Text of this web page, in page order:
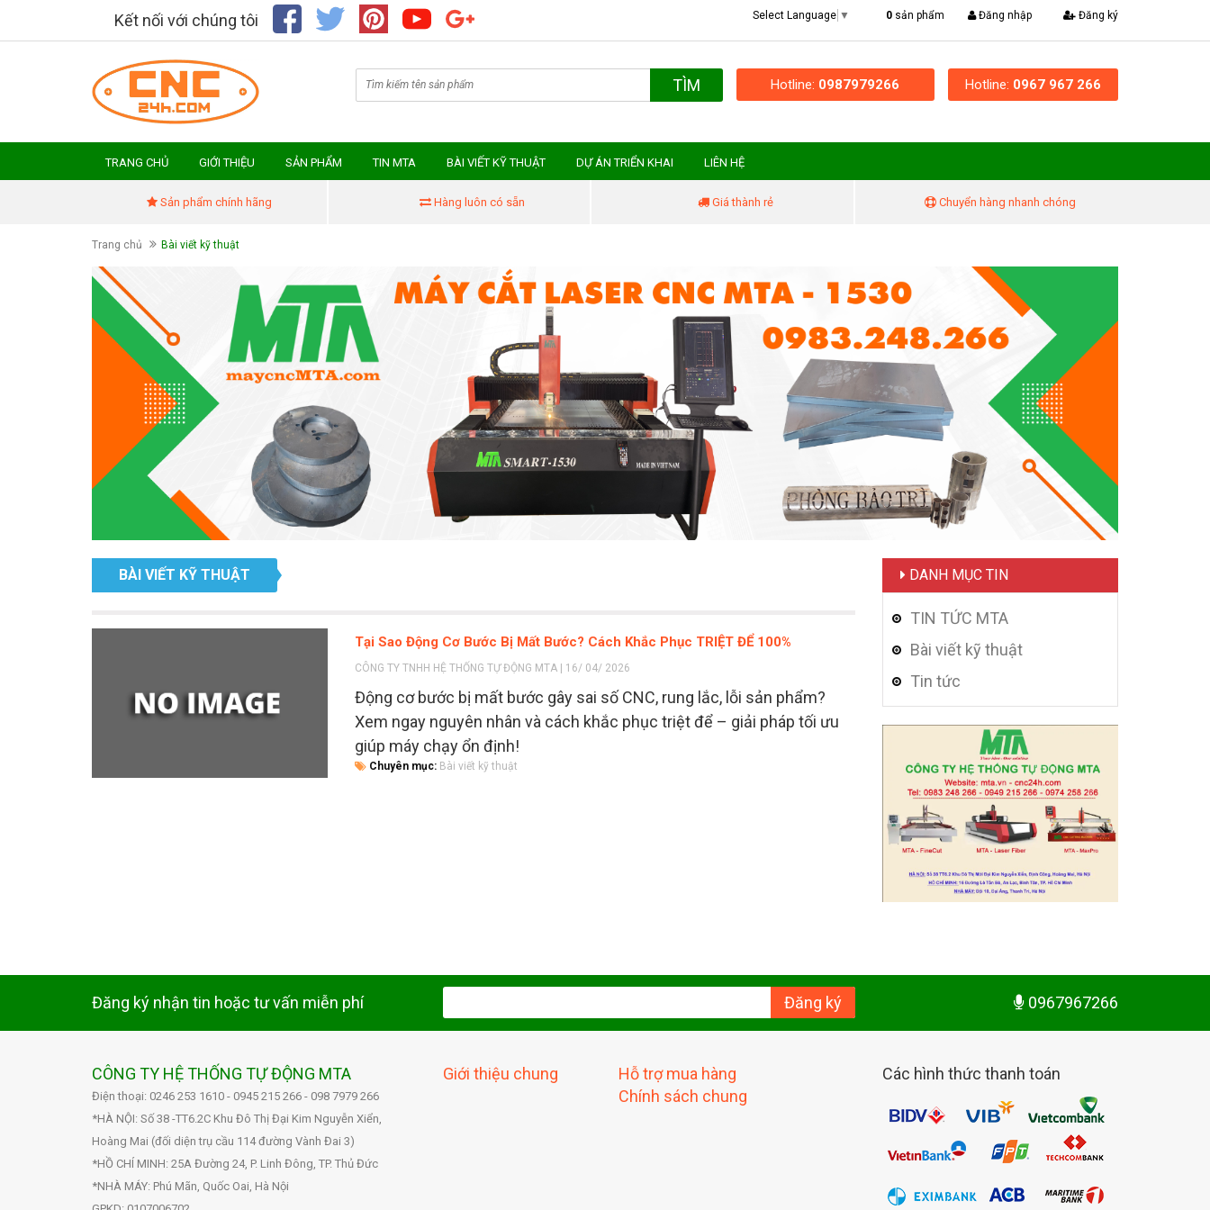
Kết nối với chúng tôi Select Language ▼ 0 sản phẩm Đăng nhập Đăng ký
TÌM Hotline: 0987979266 Hotline: 0967 967 266
TRANG CHỦ GIỚI THIỆU SẢN PHẨM TIN MTA BÀI VIẾT KỸ THUẬT DỰ ÁN TRIỂN KHAI LIÊN HỆ
Sản phẩm chính hãng Hàng luôn có sẵn Giá thành rẻ Chuyển hàng nhanh chóng
Trang chủ Bài viết kỹ thuật
BÀI VIẾT KỸ THUẬT
Tại Sao Động Cơ Bước Bị Mất Bước? Cách Khắc Phục TRIỆT ĐỂ 100%
CÔNG TY TNHH HỆ THỐNG TỰ ĐỘNG MTA | 16/ 04/ 2026
Động cơ bước bị mất bước gây sai số CNC, rung lắc, lỗi sản phẩm?
Xem ngay nguyên nhân và cách khắc phục triệt để – giải pháp tối ưu
giúp máy chạy ổn định!
Chuyên mục: Bài viết kỹ thuật
DANH MỤC TIN
TIN TỨC MTA
Bài viết kỹ thuật
Tin tức
Đăng ký nhận tin hoặc tư vấn miễn phí Đăng ký 0967967266
CÔNG TY HỆ THỐNG TỰ ĐỘNG MTA
Điện thoại: 0246 253 1610 - 0945 215 266 - 098 7979 266
*HÀ NỘI: Số 38 -TT6.2C Khu Đô Thị Đại Kim Nguyễn Xiển,
Hoàng Mai (đối diện trụ cầu 114 đường Vành Đai 3)
*HỒ CHÍ MINH: 25A Đường 24, P. Linh Đông, TP. Thủ Đức
*NHÀ MÁY: Phú Mãn, Quốc Oai, Hà Nội
Giới thiệu chung
Hỗ trợ mua hàng
Chính sách chung
Các hình thức thanh toán